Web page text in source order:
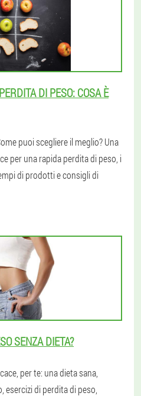
DI PESO: COSA È
puoi scegliere il meglio? Una
per una rapida perdita di peso, i
di prodotti e consigli di
SENZA DIETA?
per te: una dieta sana,
esercizi di perdita di peso,